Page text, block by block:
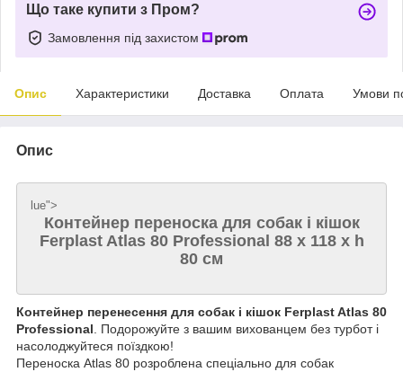
Що таке купити з Пром?
Замовлення під захистом
Опис Характеристики Доставка Оплата Умови
Опис
lue">
Контейнер переноска для собак і кішок
Ferplast Atlas 80 Professional 88 х 118 х h
80 см
Контейнер перенесення для собак і кішок Ferplast Atlas 80
Professional. Подорожуйте з вашим вихованцем без турбот і
насолоджуйтеся поїздкою!
Переноска Atlas 80 розроблена спеціально для собак